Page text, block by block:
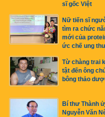
sĩ gốc Việt
Nữ tiến sĩ
tìm ra chức
mới của
ức chế ung
Từ chàng trai
tật đến ông
bông thảo
Bí thư Thành
Nguyễn Văn